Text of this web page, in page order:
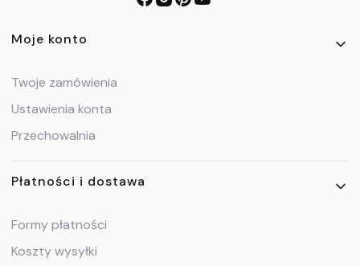
Linki w stopce
Moje konto
Twoje zamówienia
Ustawienia konta
Przechowalnia
Płatności i dostawa
Formy płatności
Koszty wysyłki